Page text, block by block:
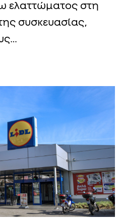
ελαττώματος στη
συσκευασίας,